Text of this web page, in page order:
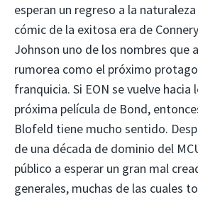
esperan un regreso a la
cómic de la exitosa era de
Johnson uno de los nombres que
rumorea como el próximo
franquicia. Si EON se vuelve
próxima película de Bond,
Blofeld tiene mucho sentido.
de una década de dominio del
público a esperar un gran mal
generales, muchas de las cuales